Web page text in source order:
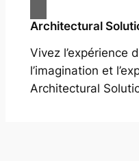
Architectural
Vivez l’expérience
l’imagination et
Architectural